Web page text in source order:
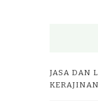
JASA DAN